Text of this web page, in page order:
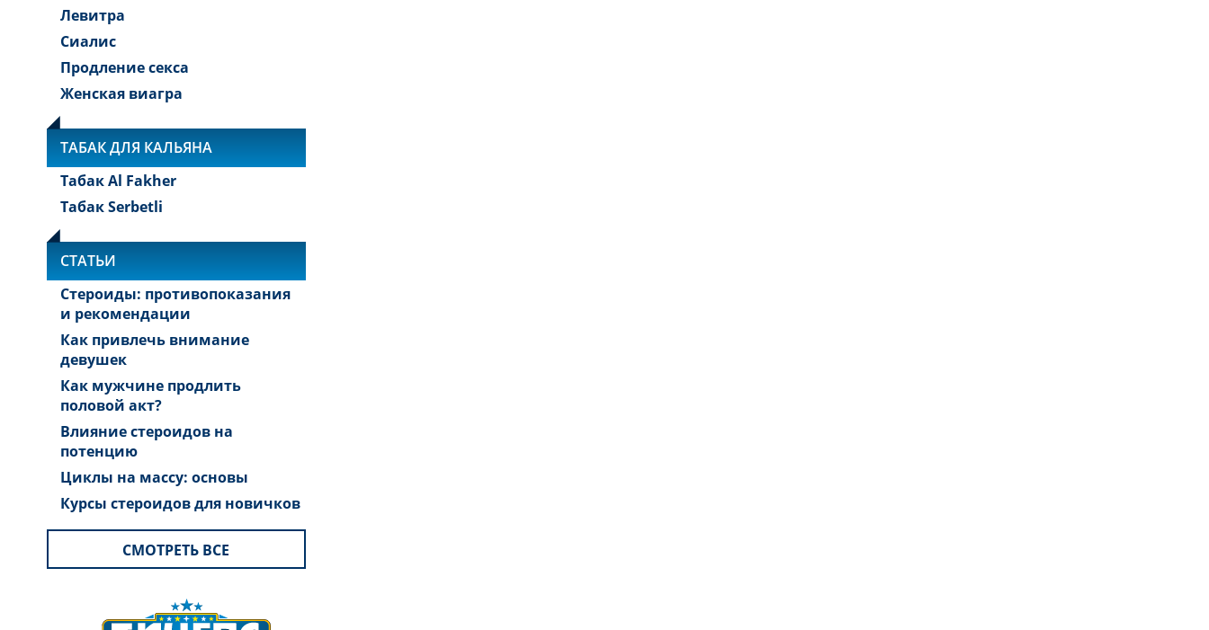
Левитра
Сиалис
Продление секса
Женская виагра
ТАБАК ДЛЯ КАЛЬЯНА
Табак Al Fakher
Табак Serbetli
СТАТЬИ
Стероиды: противопоказания
и рекомендации
Как привлечь внимание
девушек
Как мужчине продлить
половой акт?
Влияние стероидов на
потенцию
Циклы на массу: основы
Курсы стероидов для новичков
СМОТРЕТЬ ВСЕ